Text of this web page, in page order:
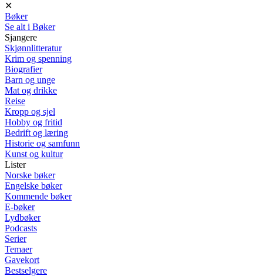
✕
Bøker
Se alt i Bøker
Sjangere
Skjønnlitteratur
Krim og spenning
Biografier
Barn og unge
Mat og drikke
Reise
Kropp og sjel
Hobby og fritid
Bedrift og læring
Historie og samfunn
Kunst og kultur
Lister
Norske bøker
Engelske bøker
Kommende bøker
E-bøker
Lydbøker
Podcasts
Serier
Temaer
Gavekort
Bestselgere